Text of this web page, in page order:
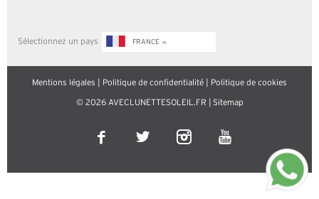
Sélectionnez un pays FRANCE
Mentions légales Politique de confidentialité Politique de cookies
© 2026 AVECLUNETTESOLEIL.FR | Sitemap